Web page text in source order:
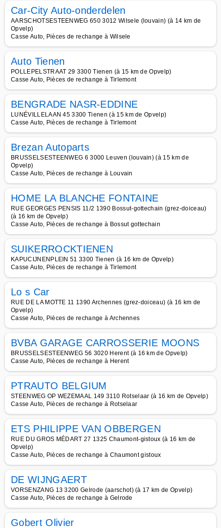
Car-City Auto-onderdelen
AARSCHOTSESTEENWEG 650 3012 Wilsele (louvain) (à 14 km de
Opvelp)
Casse Auto, Pièces de rechange à Wilsele
Auto Tienen
POLLEPELSTRAAT 29 3300 Tienen (à 15 km de Opvelp)
Casse Auto, Pièces de rechange à Tirlemont
BENGRADE NASR-EDDINE
LUNÉVILLELAAN 45 3300 Tienen (à 15 km de Opvelp)
Casse Auto, Pièces de rechange à Tirlemont
Brezan Autoparts
BRUSSELSESTEENWEG 6 3000 Leuven (louvain) (à 15 km de
Opvelp)
Casse Auto, Pièces de rechange à Louvain
HOME LA BLANCHE FONTAINE
RUE GEORGES PENSIS 11/2 1390 Bossut-gottechain (grez-doiceau)
(à 16 km de Opvelp)
Casse Auto, Pièces de rechange à Bossut gottechain
SUIKERROCKTIENEN
KAPUCIJNENPLEIN 51 3300 Tienen (à 16 km de Opvelp)
Casse Auto, Pièces de rechange à Tirlemont
Lo s Car
RUE DE LA MOTTE 11 1390 Archennes (grez-doiceau) (à 16 km de
Opvelp)
Casse Auto, Pièces de rechange à Archennes
BVBA GARAGE CARROSSERIE MOONS
BRUSSELSESTEENWEG 56 3020 Herent (à 16 km de Opvelp)
Casse Auto, Pièces de rechange à Herent
PTRAUTO BELGIUM
STEENWEG OP WEZEMAAL 149 3110 Rotselaar (à 16 km de Opvelp)
Casse Auto, Pièces de rechange à Rotselaar
ETS PHILIPPE VAN OBBERGEN
RUE DU GROS MÉDART 27 1325 Chaumont-gistoux (à 16 km de
Opvelp)
Casse Auto, Pièces de rechange à Chaumont gistoux
DE WIJNGAERT
VORSENZANG 13 3200 Gelrode (aarschot) (à 17 km de Opvelp)
Casse Auto, Pièces de rechange à Gelrode
Gobert Olivier